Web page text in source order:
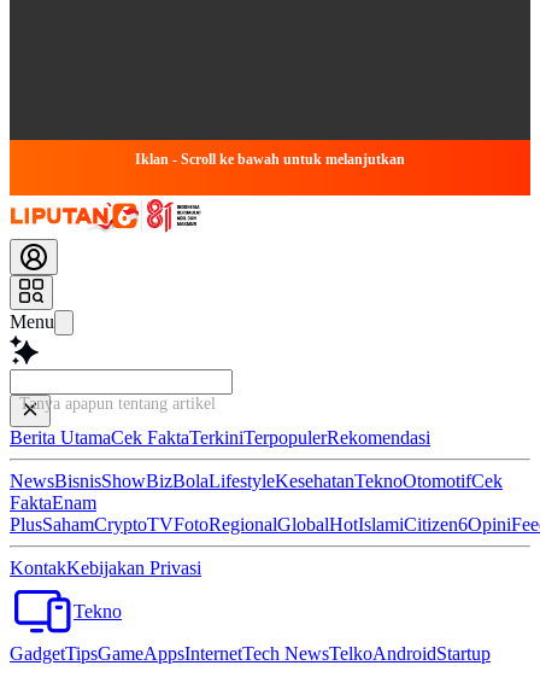
Iklan - Scroll ke bawah untuk melanjutkan
Menu
Tanya apapun tentang artikel ini...
Berita UtamaCek FaktaTerkiniTerpopulerRekomendasi
NewsBisnisShowBizBolaLifestyleKesehatanTeknoOtomotifCek
FaktaEnam
PlusSahamCryptoTVFotoRegionalGlobalHotIslamiCitizen6Opini
KontakKebijakan Privasi
Tekno
GadgetTipsGameAppsInternetTech NewsTelkoAndroidStartup